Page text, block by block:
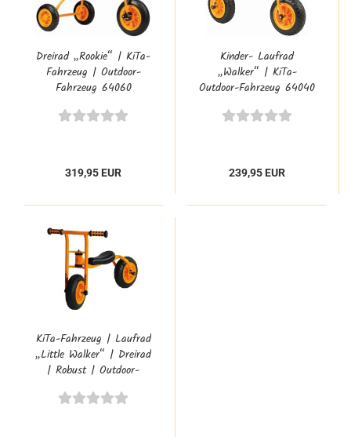
Dreirad „Rookie“ | KiTa-
Fahrzeug | Outdoor-
Fahrzeug 64060
319,95 EUR
Kinder- Laufrad
„Walker“ | KiTa-
Outdoor-Fahrzeug 64040
239,95 EUR
KiTa-Fahrzeug | Laufrad
„Little Walker“ | Dreirad
| Robust | Outdoor-